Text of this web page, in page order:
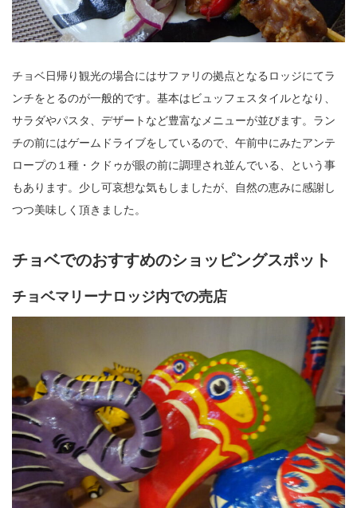
チョベ日帰り観光の場合にはサファリの拠点となるロッジにてラ
ンチをとるのが一般的です。基本はビュッフェスタイルとなり、
サラダやパスタ、デザートなど豊富なメニューが並びます。ラン
チの前にはゲームドライブをしているので、午前中にみたアンテ
ロープの１種・クドゥが眼の前に調理され並んでいる、という事
もあります。少し可哀想な気もしましたが、自然の恵みに感謝し
つつ美味しく頂きました。
チョベでのおすすめのショッピングスポット
チョベマリーナロッジ内での売店